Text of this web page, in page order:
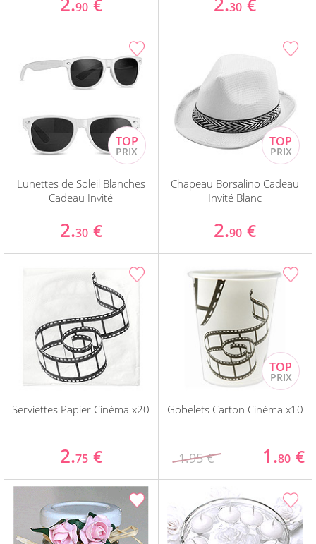
90 € 30 €
Lunettes de Soleil Blanches
Cadeau Invité
2.30 €
Chapeau Borsalino Cadeau
Invité Blanc
2.90 €
Serviettes Papier Cinéma x20
2.75 €
Gobelets Carton Cinéma x10
1.95 € 1.80 €